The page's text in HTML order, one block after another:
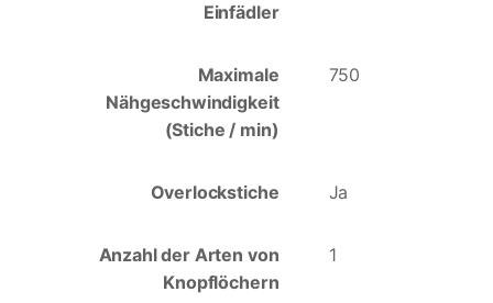
Einfädler
Maximale
Nähgeschwindigkeit
(Stiche / min)
750
Overlockstiche Ja
Anzahl der Arten von
Knopflöchern
1